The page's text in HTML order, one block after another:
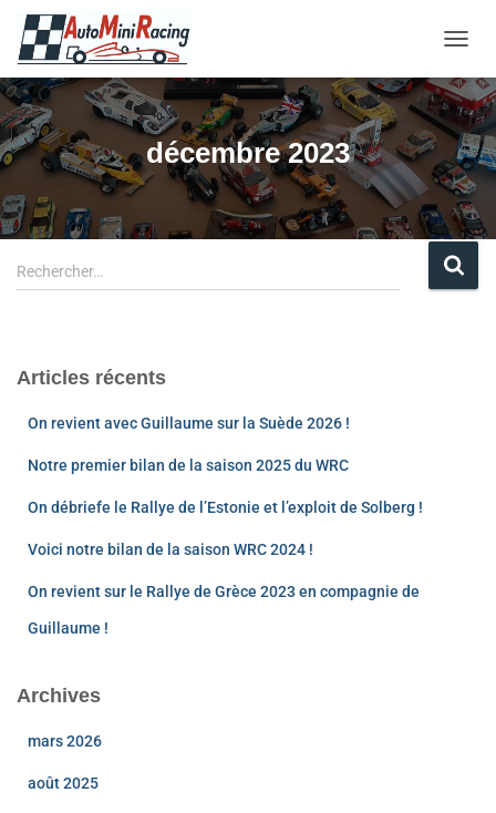
décembre 2023
Rechercher…
Articles récents
On revient avec Guillaume sur la Suède 2026 !
Notre premier bilan de la saison 2025 du WRC
On débriefe le Rallye de l’Estonie et l’exploit de Solberg !
Voici notre bilan de la saison WRC 2024 !
On revient sur le Rallye de Grèce 2023 en compagnie de
Guillaume !
Archives
mars 2026
août 2025